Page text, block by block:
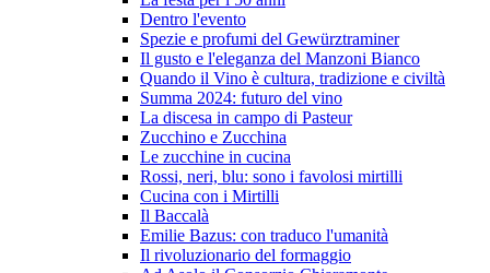
Dentro l'evento
Spezie e profumi del Gewürztraminer
Il gusto e l'eleganza del Manzoni Bianco
Quando il Vino è cultura, tradizione e civiltà
Summa 2024: futuro del vino
La discesa in campo di Pasteur
Zucchino e Zucchina
Le zucchine in cucina
Rossi, neri, blu: sono i favolosi mirtilli
Cucina con i Mirtilli
Il Baccalà
Emilie Bazus: con traduco l'umanità
Il rivoluzionario del formaggio